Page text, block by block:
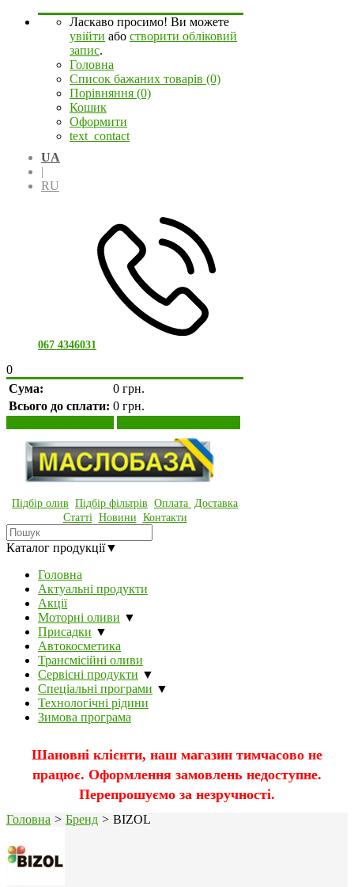
Ласкаво просимо! Ви можете
увійти або створити обліковий
запис.
Головна
Список бажаних товарів (0)
Порівняння (0)
Кошик
Оформити
text_contact
UA
|
RU
067 4346031
0
Сума:
0 грн.
Всього до сплати: 0 грн.
Підбір олив Підбір фільтрів Оплата Доставка
Статті Новини Контакти
Каталог продукції▼
Головна
Актуальні продукти
Акції
Моторні оливи ▼
Присадки ▼
Автокосметика
Трансмісійні оливи
Сервісні продукти ▼
Спеціальні програми ▼
Технологічні рідини
Зимова програма
Шановні клієнти, наш магазин тимчасово не
працює. Оформлення замовлень недоступне.
Перепрошуємо за незручності.
Головна > Бренд > BIZOL